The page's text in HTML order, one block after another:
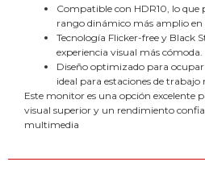
Compatible con HDR10, lo
rango dinámico más amplio en
Tecnología Flicker-free y Black
experiencia visual más cómoda.
Diseño optimizado para ocupar
ideal para estaciones de trabajo
Este monitor es una opción excelente
visual superior y un rendimiento
multimedia